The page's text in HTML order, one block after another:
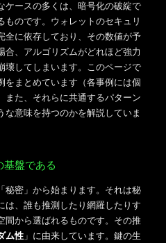
ケースの多くは、暗号化の破綻で
ものです。ウォレットのセキュリ
全に依存しており、その数値が予
合、アルゴリズムがどれほど強力
壊してしまいます。このページで
をまとめています（各事例には個
また、それらに共通するパターン
な意味を持つのかを解説していま
基盤である
秘密」から始まります。それは秘
は、誰も推測したり網羅したりす
間から選ばれるものです。その推
ム性 」に由来しています。鍵の生